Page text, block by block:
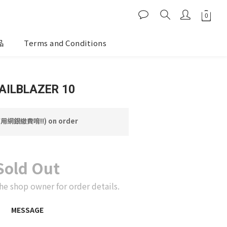
Terms and Conditions
10
網銀繳費唷!!) on order
Out
shop owner for order details.
MESSAGE